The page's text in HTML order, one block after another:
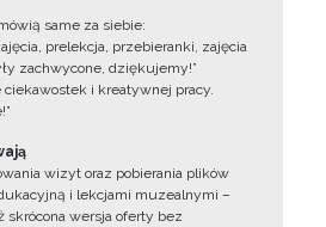
same za siebie:
prelekcja, przebieranki, zajęcia
zachwycone, dziękujemy!”
ciekawostek i kreatywnej pracy.
wizyt oraz pobierania plików
i lekcjami muzealnymi –
skrócona wersja oferty bez